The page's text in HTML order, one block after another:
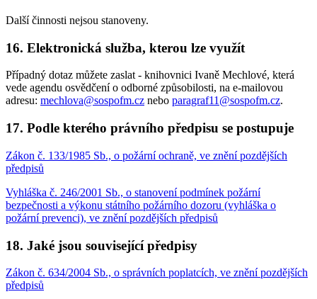
Další činnosti nejsou stanoveny.
16. Elektronická služba, kterou lze využít
Případný dotaz můžete zaslat - knihovnici Ivaně Mechlové, která
vede agendu osvědčení o odborné způsobilosti, na e-mailovou
adresu: mechlova@sospofm.cz nebo paragraf11@sospofm.cz.
17. Podle kterého právního předpisu se postupuje
Zákon č. 133/1985 Sb., o požární ochraně, ve znění pozdějších
předpisů
Vyhláška č. 246/2001 Sb., o stanovení podmínek požární
bezpečnosti a výkonu státního požárního dozoru (vyhláška o
požární prevenci), ve znění pozdějších předpisů
18. Jaké jsou související předpisy
Zákon č. 634/2004 Sb., o správních poplatcích, ve znění pozdějších
předpisů